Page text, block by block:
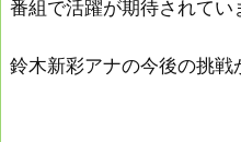
番組で活躍が期待されてい
鈴木新彩アナの今後の挑戦